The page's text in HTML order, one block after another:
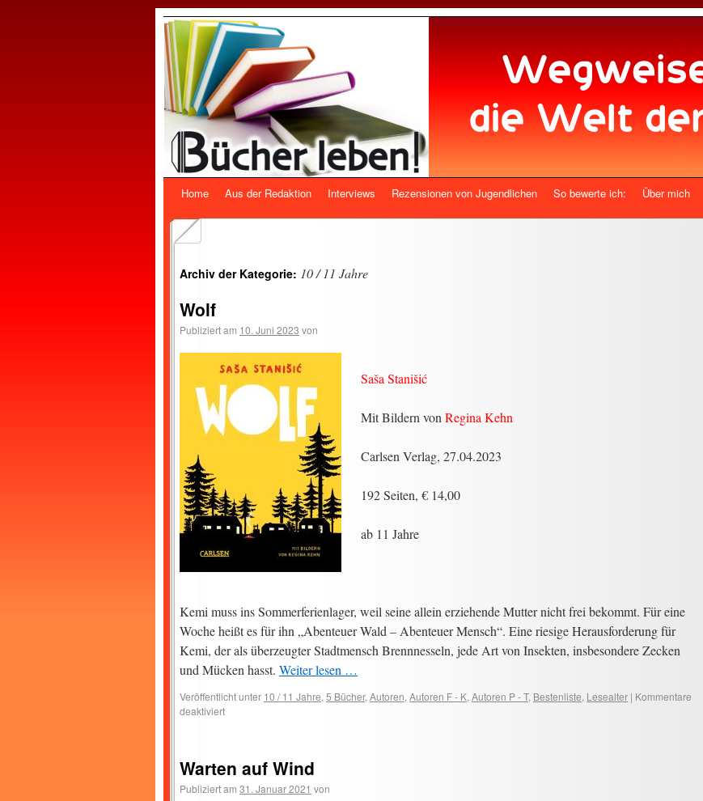
Home Aus der Redaktion Interviews Rezensionen von Jugendlichen So bewerte ich: Über mich
Archiv der Kategorie: 10 / 11 Jahre
Wolf
Publiziert am 10. Juni 2023 von
Saša Stanišić
Mit Bildern von Regina Kehn
Carlsen Verlag, 27.04.2023
192 Seiten, € 14,00
ab 11 Jahre
Kemi muss ins Sommerferienlager, weil seine allein erziehende Mutter nicht frei bekommt. Für eine
Woche heißt es für ihn „Abenteuer Wald – Abenteuer Mensch“. Eine riesige Herausforderung für
Kemi, der als überzeugter Stadtmensch Brennnesseln, jede Art von Insekten, insbesondere Zecken
und Mücken hasst. Weiter lesen …
Veröffentlicht unter 10 / 11 Jahre, 5 Bücher, Autoren, Autoren F - K, Autoren P - T, Bestenliste, Lesealter | Kommentare
deaktiviert
Warten auf Wind
Publiziert am 31. Januar 2021 von